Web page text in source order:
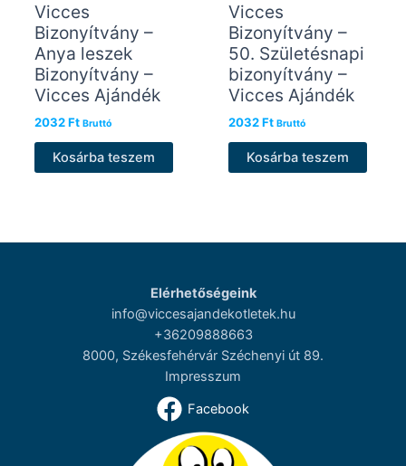
Vicces
Bizonyítvány –
Anya leszek
Bizonyítvány –
Vicces Ajándék
2032Ft Bruttó
Kosárba teszem
Vicces
Bizonyítvány –
50. Születésnapi
bizonyítvány –
Vicces Ajándék
2032Ft Bruttó
Kosárba teszem
Elérhetőségeink
info@viccesajandekotletek.hu
+36209888663
8000, Székesfehérvár Széchenyi út 89.
Impresszum
Facebook